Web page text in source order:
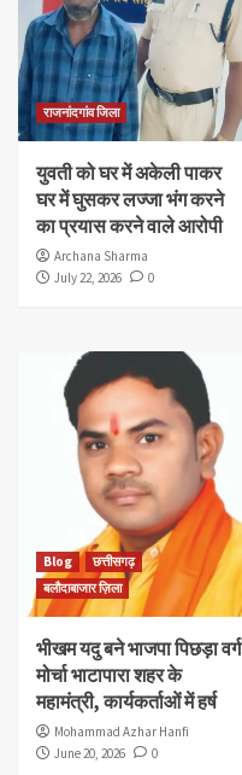
राजनांदगांव जिला
युवती को घर में अकेली पाकर
घर में घुसकर लज्जा भंग करने
का प्रयास करने वाले आरोपी
Archana Sharma
July 22, 2026
0
Blog
छत्तीसगढ़
बलौदाबाजार ज़िला
भीखम यदु बने भाजपा पिछड़ा वर्ग
मोर्चा भाटापारा शहर के
महामंत्री, कार्यकर्ताओं में हर्ष
Mohammad Azhar Hanfi
June 20, 2026
0